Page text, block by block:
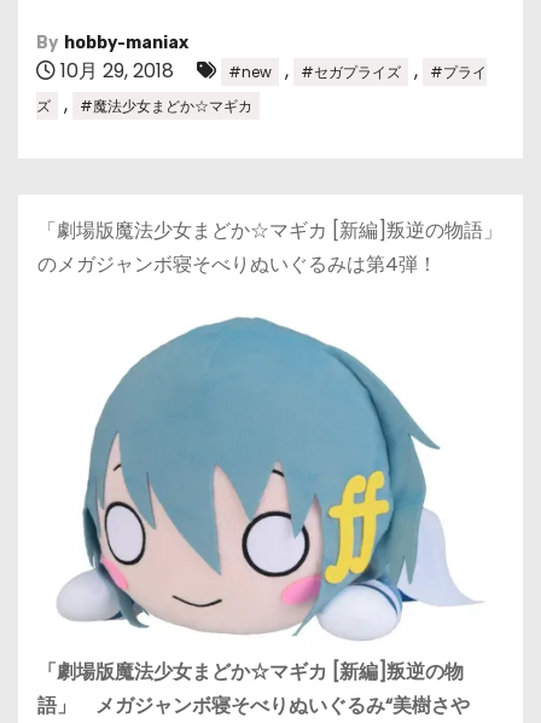
By hobby-maniax
10月 29, 2018 #new , #セガプライズ ,
#プライ
ズ
, #魔法少女まどか☆マギカ
「劇場版魔法少女まどか☆マギカ [新編]叛逆の物語」
のメガジャンボ寝そべりぬいぐるみは第4弾！
「劇場版魔法少女まどか☆マギカ [新編]叛逆の物
語」 メガジャンボ寝そべりぬいぐるみ“美樹さや